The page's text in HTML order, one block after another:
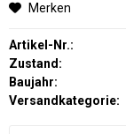
Merken
Artikel-Nr.:
Zustand:
Baujahr:
Versandkategorie: